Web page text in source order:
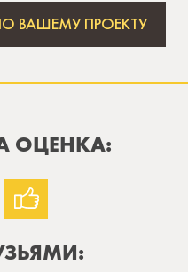
ВАШЕМУ ПРОЕКТУ
ОЦЕНКА: